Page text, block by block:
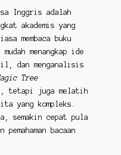
Inggris adalah
akademis yang
membaca buku
menangkap ide
dan menganalisis
Tree
tetapi juga melatih
yang kompleks.
semakin cepat pula
bacaan